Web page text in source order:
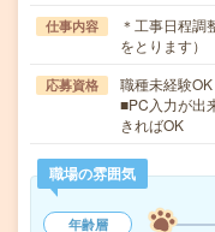
仕事内容
＊工事日程調
をとります
応募資格
職種未経験
■PC入力が出
きればOK
職場の雰囲気
年齢層